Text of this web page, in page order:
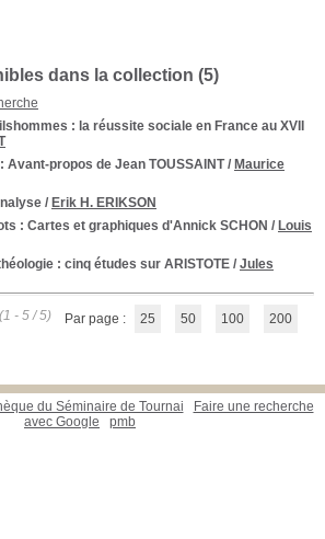
dans la collection (5)
: la réussite sociale en France au XVII
Avant-propos de Jean TOUSSAINT/ Maurice
/ Erik H. ERIKSON
: Cartes et graphiques d'Annick SCHON / Louis
: cinq études sur ARISTOTE / Jules
(1 - 5 / 5) Par page : 25 50 100 200
du Séminaire de Tournai
Faire une recherche
avec Google
pmb